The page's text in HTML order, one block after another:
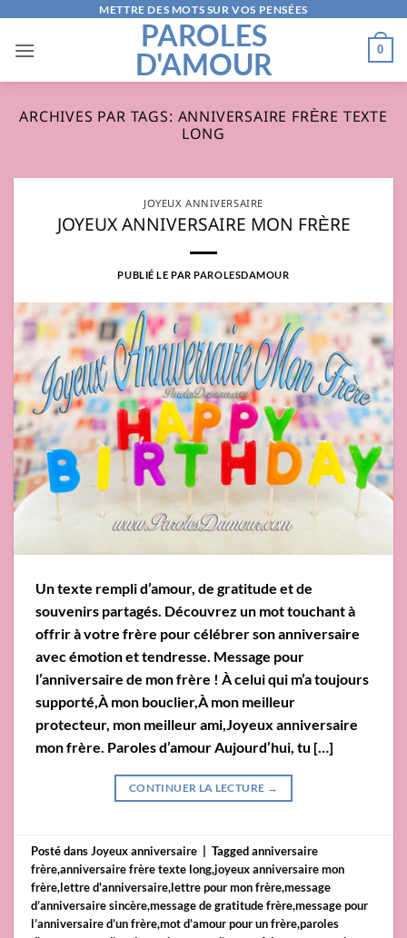
contenu
METTRE DES MOTS SUR VOS PENSÉES
PAROLES
D'AMOUR
0
ARCHIVES PAR TAGS: ANNIVERSAIRE FRÈRE TEXTE
LONG
JOYEUX ANNIVERSAIRE
JOYEUX ANNIVERSAIRE MON FRÈRE
PUBLIÉ LEPARPAROLESDAMOUR
Un texte rempli d’amour, de gratitude et de
souvenirs partagés. Découvrez un mot touchant à
offrir à votre frère pour célébrer son anniversaire
avec émotion et tendresse. Message pour
l’anniversaire de mon frère ! À celui qui m’a toujours
supporté,À mon bouclier,À mon meilleur
protecteur, mon meilleur ami,Joyeux anniversaire
mon frère. Paroles d’amour Aujourd’hui, tu […]
CONTINUER LA LECTURE →
Posté dansJoyeux anniversaire Taggedanniversaire
frère,anniversaire frère texte long,joyeux anniversaire mon
frère,lettre d'anniversaire,lettre pour mon frère,message
d’anniversaire sincère,message de gratitude frère,message pour
l’anniversaire d’un frère,mot d’amour pour un frère,paroles